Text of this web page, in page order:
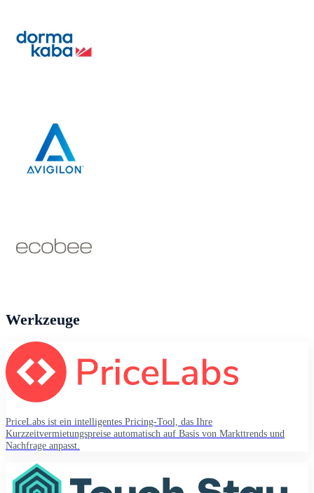
Werkzeuge
PriceLabs ist ein intelligentes Pricing-Tool, das Ihre
Kurzzeitvermietungspreise automatisch auf Basis von Markttrends und
Nachfrage anpasst.